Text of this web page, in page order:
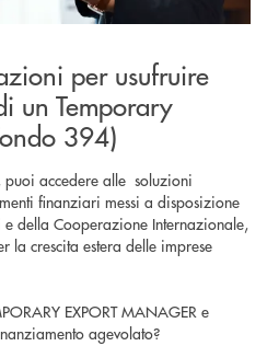
per usufruire
un Temporary
394)
puoi accedere alle soluzioni
finanziari messi a disposizione
della Cooperazione Internazionale,
la crescita estera delle imprese
EXPORT MANAGER e
agevolato?